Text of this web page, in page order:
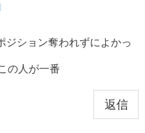
ジション奪われずによかっ
の人が一番
返信